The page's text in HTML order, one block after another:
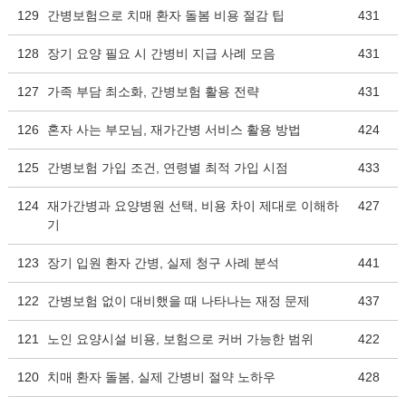
129 간병보험으로 치매 환자 돌봄 비용 절감 팁 431
128 장기 요양 필요 시 간병비 지급 사례 모음 431
127 가족 부담 최소화, 간병보험 활용 전략 431
126 혼자 사는 부모님, 재가간병 서비스 활용 방법 424
125 간병보험 가입 조건, 연령별 최적 가입 시점 433
124 재가간병과 요양병원 선택, 비용 차이 제대로 이해하
기
427
123 장기 입원 환자 간병, 실제 청구 사례 분석 441
122 간병보험 없이 대비했을 때 나타나는 재정 문제 437
121 노인 요양시설 비용, 보험으로 커버 가능한 범위 422
120 치매 환자 돌봄, 실제 간병비 절약 노하우 428